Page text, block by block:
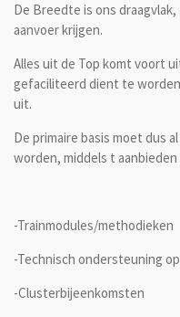
De Breedte is ons
aanvoer krijgen.
Alles uit de Top komt voort
gefaciliteerd dient te
uit.
De primaire basis moet dus
worden, middels t aanbieden
-Trainmodules/methodieken
-Technisch ondersteuning
-Clusterbijeenkomsten